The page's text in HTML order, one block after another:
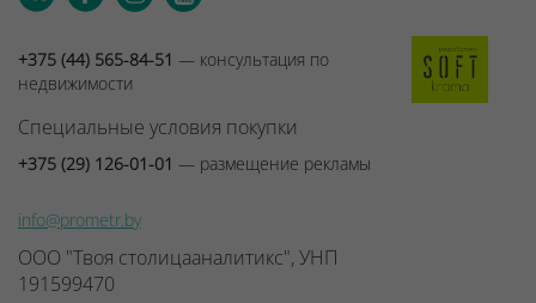
+375 (44) 565-84-51 — консультация по
недвижимости
Специальные условия покупки
+375 (29) 126-01-01 — размещение рекламы
info@prometr.by
ООО "Твоя столицааналитикс", УНП
191599470